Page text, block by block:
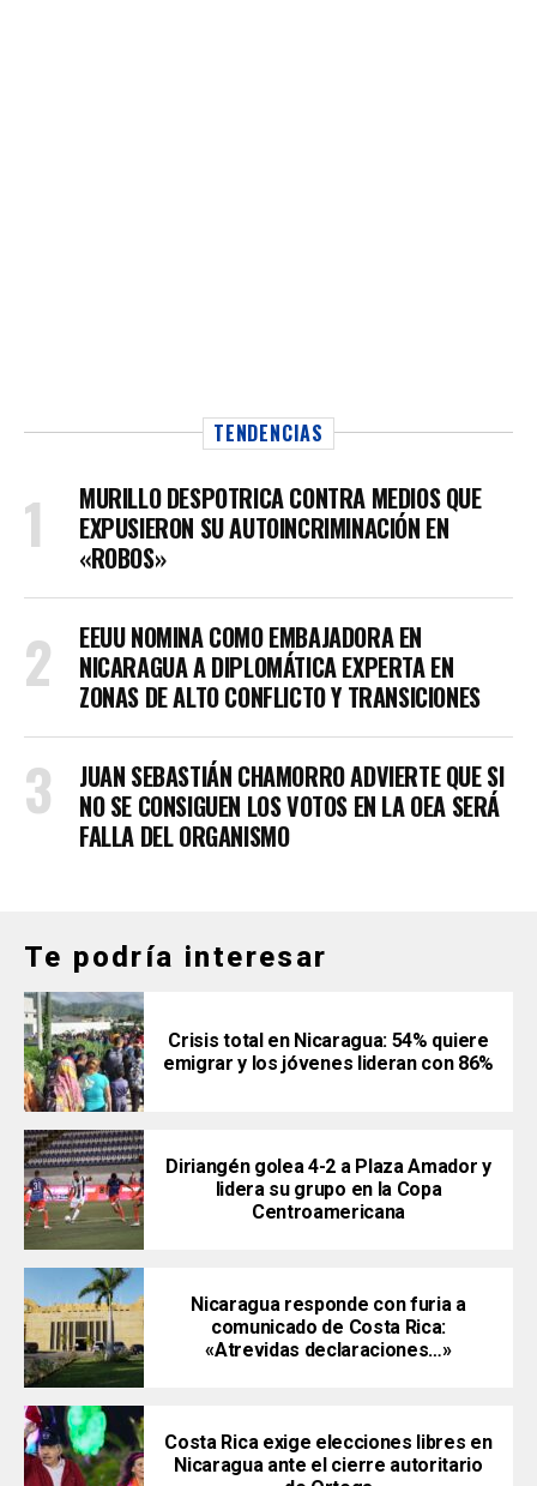
TENDENCIAS
MURILLO DESPOTRICA CONTRA MEDIOS QUE
EXPUSIERON SU AUTOINCRIMINACIÓN EN
«ROBOS»
EEUU NOMINA COMO EMBAJADORA EN
NICARAGUA A DIPLOMÁTICA EXPERTA EN
ZONAS DE ALTO CONFLICTO Y TRANSICIONES
JUAN SEBASTIÁN CHAMORRO ADVIERTE QUE SI
NO SE CONSIGUEN LOS VOTOS EN LA OEA SERÁ
FALLA DEL ORGANISMO
Te podría interesar
Crisis total en Nicaragua: 54% quiere
emigrar y los jóvenes lideran con 86%
Diriangén golea 4-2 a Plaza Amador y
lidera su grupo en la Copa
Centroamericana
Nicaragua responde con furia a
comunicado de Costa Rica:
«Atrevidas declaraciones…»
Costa Rica exige elecciones libres en
Nicaragua ante el cierre autoritario